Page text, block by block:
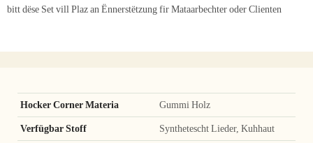
bitt dëse Set vill Plaz an Ënnerstëtzung fir Mataarbechter oder Clienten
Hocker Corner Materia Gummi Holz
Verfügbar Stoff Synthetescht Lieder, Kuhhaut